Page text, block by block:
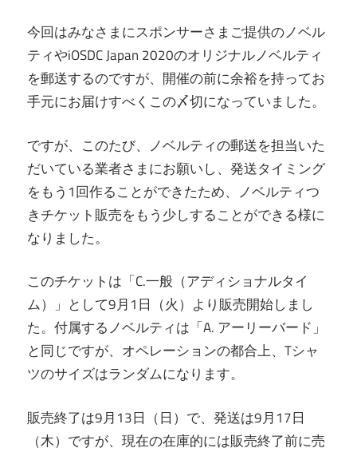
今回はみなさまにスポンサーさまご提供のノベル
ティやiOSDC Japan 2020のオリジナルノベルティ
を郵送するのですが、開催の前に余裕を持ってお
手元にお届けすべくこの〆切になっていました。
ですが、このたび、ノベルティの郵送を担当いた
だいている業者さまにお願いし、発送タイミング
をもう1回作ることができたため、ノベルティつ
きチケット販売をもう少しすることができる様に
なりました。
このチケットは「C.一般（アディショナルタイ
ム）」として9月1日（火）より販売開始しまし
た。付属するノベルティは「A. アーリーバード」
と同じですが、オペレーションの都合上、Tシャ
ツのサイズはランダムになります。
販売終了は9月13日（日）で、発送は9月17日
（木）ですが、現在の在庫的には販売終了前に売